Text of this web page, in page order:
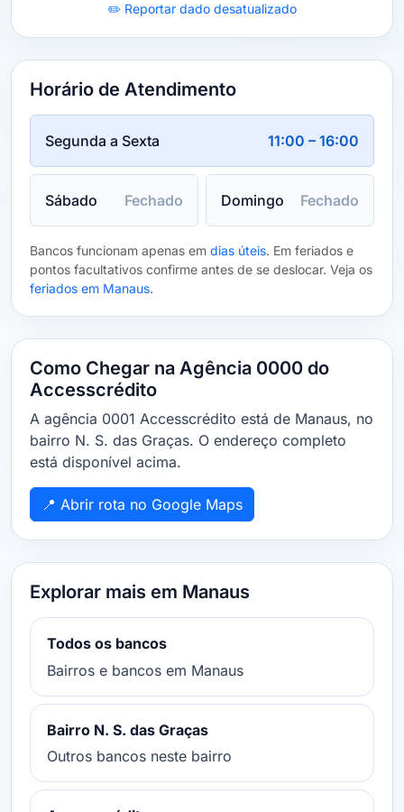
✏️ Reportar dado desatualizado
Horário de Atendimento
Segunda a Sexta 11:00 – 16:00
Sábado Fechado Domingo Fechado
Bancos funcionam apenas em dias úteis. Em feriados e
pontos facultativos confirme antes de se deslocar. Veja os
feriados em Manaus.
Como Chegar na Agência 0000 do
Accesscrédito
A agência 0001 Accesscrédito está de Manaus, no
bairro N. S. das Graças. O endereço completo
está disponível acima.
📍 Abrir rota no Google Maps
Explorar mais em Manaus
Todos os bancos
Bairros e bancos em Manaus
Bairro N. S. das Graças
Outros bancos neste bairro